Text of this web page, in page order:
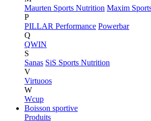
Maurten Sports Nutrition Maxim
P
PILLAR Performance Powerbar
Q
QWIN
S
Sanas SiS Sports Nutrition
V
Virtuoos
W
Wcup
Boisson sportive
Produits